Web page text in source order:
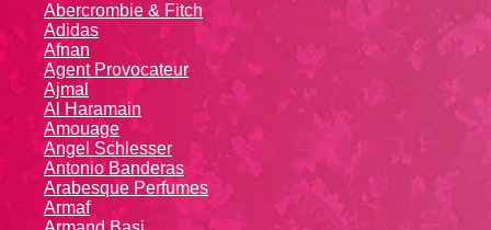
Abercrombie & Fitch
Adidas
Afnan
Agent Provocateur
Ajmal
Al Haramain
Amouage
Angel Schlesser
Antonio Banderas
Arabesque Perfumes
Armaf